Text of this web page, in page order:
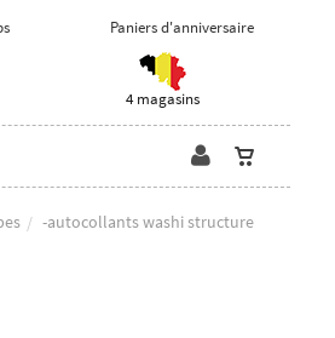
Paniers d'anniversaire
4 magasins
-autocollants washi structure